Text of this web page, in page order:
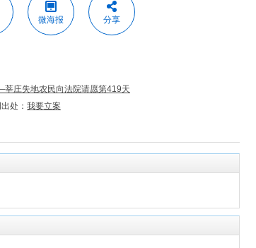
微海报 分享
庄失地农民向法院请愿第419天
处： 我要立案